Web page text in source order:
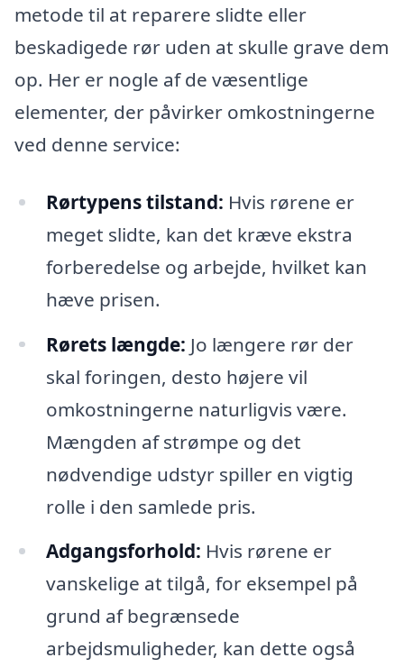
metode til at reparere slidte eller
beskadigede rør uden at skulle grave dem
op. Her er nogle af de væsentlige
elementer, der påvirker omkostningerne
ved denne service:
Rørtypens tilstand: Hvis rørene er
meget slidte, kan det kræve ekstra
forberedelse og arbejde, hvilket kan
hæve prisen.
Rørets længde: Jo længere rør der
skal foringen, desto højere vil
omkostningerne naturligvis være.
Mængden af strømpe og det
nødvendige udstyr spiller en vigtig
rolle i den samlede pris.
Adgangsforhold: Hvis rørene er
vanskelige at tilgå, for eksempel på
grund af begrænsede
arbejdsmuligheder, kan dette også